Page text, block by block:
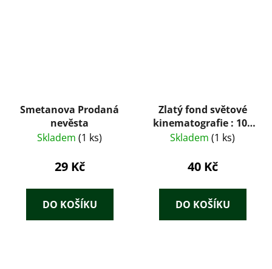
Smetanova Prodaná
nevěsta
Skladem (1 ks)
29 Kč
DO KOŠÍKU
Zlatý fond světové
kinematografie : 100
filmů vybraných
Skladem (1 ks)
40 Kč
DO KOŠÍKU